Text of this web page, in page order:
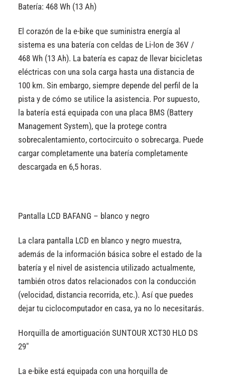
Batería: 468 Wh (13 Ah)
El corazón de la e-bike que suministra energía al
sistema es una batería con celdas de Li-Ion de 36V /
468 Wh (13 Ah). La batería es capaz de llevar bicicletas
eléctricas con una sola carga hasta una distancia de
100 km. Sin embargo, siempre depende del perfil de la
pista y de cómo se utilice la asistencia. Por supuesto,
la batería está equipada con una placa BMS (Battery
Management System), que la protege contra
sobrecalentamiento, cortocircuito o sobrecarga. Puede
cargar completamente una batería completamente
descargada en 6,5 horas.
Pantalla LCD BAFANG – blanco y negro
La clara pantalla LCD en blanco y negro muestra,
además de la información básica sobre el estado de la
batería y el nivel de asistencia utilizado actualmente,
también otros datos relacionados con la conducción
(velocidad, distancia recorrida, etc.). Así que puedes
dejar tu ciclocomputador en casa, ya no lo necesitarás.
Horquilla de amortiguación SUNTOUR XCT30 HLO DS
29″
La e-bike está equipada con una horquilla de